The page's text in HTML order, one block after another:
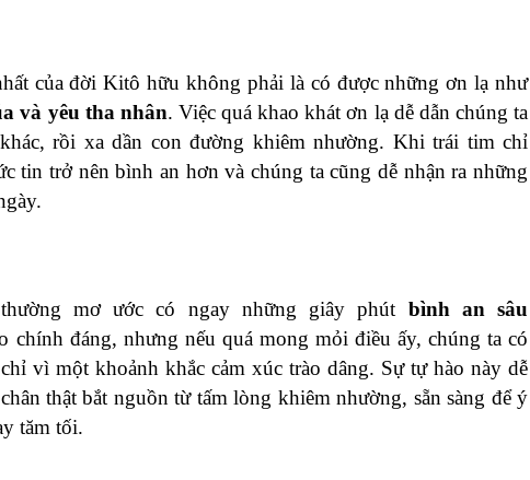
của đời Kitô hữu không phải là có được những ơn lạ như
và yêu tha nhân. Việc quá khao khát ơn lạ dễ dẫn chúng ta
rồi xa dần con đường khiêm nhường. Khi trái tim chỉ
tin trở nên bình an hơn và chúng ta cũng dễ nhận ra những
mơ ước có ngay những giây phút bình an sâu
chính đáng, nhưng nếu quá mong mỏi điều ấy, chúng ta có
vì một khoảnh khắc cảm xúc trào dâng. Sự tự hào này dễ
thật bắt nguồn từ tấm lòng khiêm nhường, sẵn sàng để ý
tăm tối.